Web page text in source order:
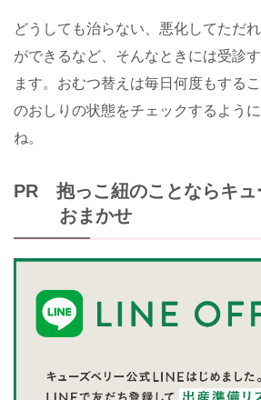
どうしても治らない、悪化してただ
ができるなど、そんなときには受診
ます。おむつ替えは毎日何度もする
のおしりの状態をチェックするよう
ね。
PR 抱っこ紐のことならキュ
おまかせ